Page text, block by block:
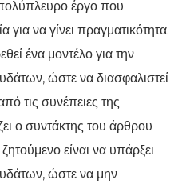
έργο που
για να γίνει πραγματικότητα.
ένα μοντέλο για την
ώστε να διασφαλιστεί
τις συνέπειες της
ο συντάκτης του άρθρου
είναι να υπάρξει
υδάτων, ώστε να μην